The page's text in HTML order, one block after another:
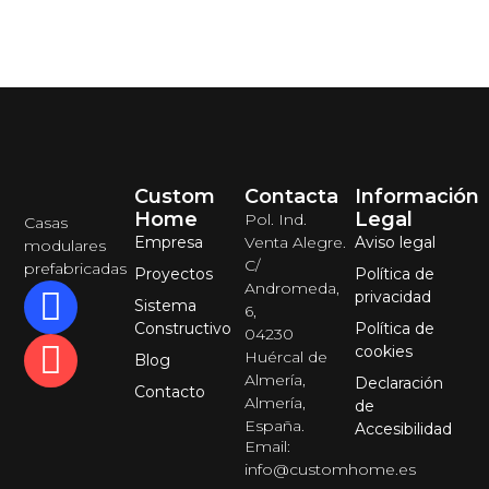
Casas
modulares
prefabricadas
Custom
Home
Empresa
Proyectos
Sistema
Constructivo
Blog
Contacto
Contacta
Pol. Ind.
Venta Alegre.
C/
Andromeda,
6,
04230
Huércal de
Almería,
Almería,
España.
Email:
info@customhome.es
Información
Legal
Aviso legal
Política de
privacidad
Política de
cookies
Declaración
de
Accesibilidad